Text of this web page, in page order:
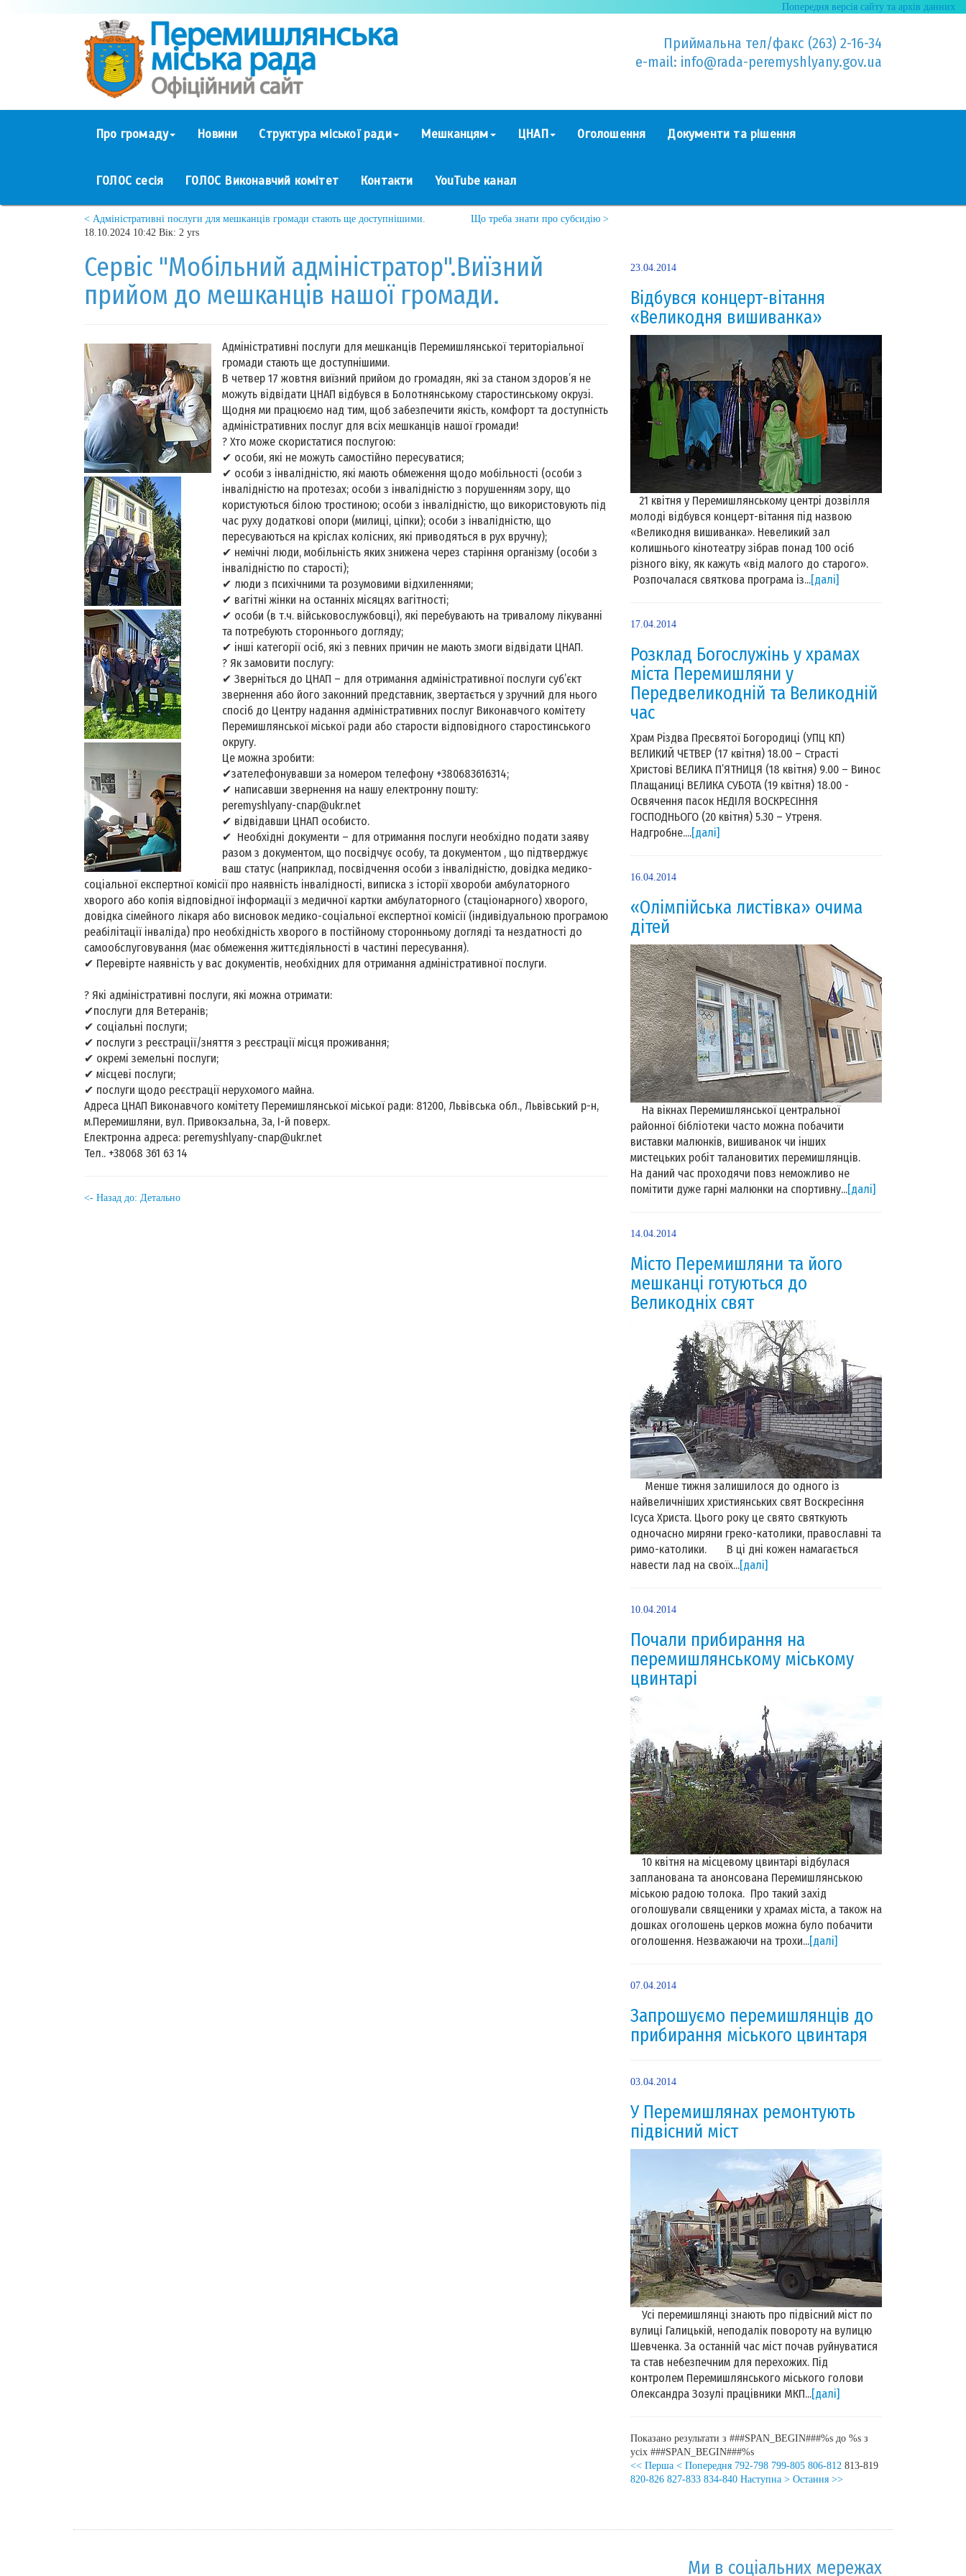
Попередня версія сайту та архів данних
Приймальна тел/факс (263) 2-16-34
e-mail: info@rada-peremyshlyany.gov.ua
Про громаду Новини Структура міської ради Мешканцям ЦНАП Оголошення Документи та рішення
ГОЛОС сесія ГОЛОС Виконавчий комітет Контакти YouTube канал
Що треба знати про субсидію >
< Адміністративні послуги для мешканців громади стають ще доступнішими.
18.10.2024 10:42 Вік: 2 yrs
Сервіс "Мобільний адміністратор".Виїзний
прийом до мешканців нашої громади.
Адміністративні послуги для мешканців Перемишлянської територіальної
громади стають ще доступнішими.
В четвер 17 жовтня виїзний прийом до громадян, які за станом здоров’я не
можуть відвідати ЦНАП відбувся в Болотнянському старостинському окрузі.
Щодня ми працюємо над тим, щоб забезпечити якість, комфорт та доступність
адміністративних послуг для всіх мешканців нашої громади!
? Хто може скористатися послугою:
✔ особи, які не можуть самостійно пересуватися;
✔ особи з інвалідністю, які мають обмеження щодо мобільності (особи з
інвалідністю на протезах; особи з інвалідністю з порушенням зору, що
користуються білою тростиною; особи з інвалідністю, що використовують під
час руху додаткові опори (милиці, ціпки); особи з інвалідністю, що
пересуваються на кріслах колісних, які приводяться в рух вручну);
✔ немічні люди, мобільність яких знижена через старіння організму (особи з
інвалідністю по старості);
✔ люди з психічними та розумовими відхиленнями;
✔ вагітні жінки на останніх місяцях вагітності;
✔ особи (в т.ч. військовослужбовці), які перебувають на тривалому лікуванні
та потребують стороннього догляду;
✔ інші категорії осіб, які з певних причин не мають змоги відвідати ЦНАП.
? Як замовити послугу:
✔ Зверніться до ЦНАП – для отримання адміністративної послуги суб’єкт
звернення або його законний представник, звертається у зручний для нього
спосіб до Центру надання адміністративних послуг Виконавчого комітету
Перемишлянської міської ради або старости відповідного старостинського
округу.
Це можна зробити:
✔зателефонувавши за номером телефону +380683616314;
✔ написавши звернення на нашу електронну пошту:
peremyshlyany-cnap@ukr.net
✔ відвідавши ЦНАП особисто.
✔ Необхідні документи – для отримання послуги необхідно подати заяву
разом з документом, що посвідчує особу, та документом , що підтверджує
ваш статус (наприклад, посвідчення особи з інвалідністю, довідка медико-
соціальної експертної комісії про наявність інвалідності, виписка з історії хвороби амбулаторного
хворого або копія відповідної інформації з медичної картки амбулаторного (стаціонарного) хворого,
довідка сімейного лікаря або висновок медико-соціальної експертної комісії (індивідуальною програмою
реабілітації інваліда) про необхідність хворого в постійному сторонньому догляді та нездатності до
самообслуговування (має обмеження життєдіяльності в частині пересування).
✔ Перевірте наявність у вас документів, необхідних для отримання адміністративної послуги.
? Які адміністративні послуги, які можна отримати:
✔послуги для Ветеранів;
✔ соціальні послуги;
✔ послуги з реєстрації/зняття з реєстрації місця проживання;
✔ окремі земельні послуги;
✔ місцеві послуги;
✔ послуги щодо реєстрації нерухомого майна.
Адреса ЦНАП Виконавчого комітету Перемишлянської міської ради: 81200, Львівська обл., Львівський р-н,
м.Перемишляни, вул. Привокзальна, 3а, І-й поверх.
Електронна адреса: peremyshlyany-cnap@ukr.net
Тел.. +38068 361 63 14
<- Назад до: Детально
23.04.2014
Відбувся концерт-вітання
«Великодня вишиванка»
21 квітня у Перемишлянському центрі дозвілля
молоді відбувся концерт-вітання під назвою
«Великодня вишиванка». Невеликий зал
колишнього кінотеатру зібрав понад 100 осіб
різного віку, як кажуть «від малого до старого».
Розпочалася святкова програма із...[далі]
17.04.2014
Розклад Богослужінь у храмах
міста Перемишляни у
Передвеликодній та Великодній
час
Храм Різдва Пресвятої Богородиці (УПЦ КП)
ВЕЛИКИЙ ЧЕТВЕР (17 квітня) 18.00 – Страсті
Христові ВЕЛИКА П’ЯТНИЦЯ (18 квітня) 9.00 – Винос
Плащаниці ВЕЛИКА СУБОТА (19 квітня) 18.00 -
Освячення пасок НЕДІЛЯ ВОСКРЕСІННЯ
ГОСПОДНЬОГО (20 квітня) 5.30 – Утреня.
Надгробне....[далі]
16.04.2014
«Олімпійська листівка» очима
дітей
На вікнах Перемишлянської центральної
районної бібліотеки часто можна побачити
виставки малюнків, вишиванок чи інших
мистецьких робіт талановитих перемишлянців.
На даний час проходячи повз неможливо не
помітити дуже гарні малюнки на спортивну...[далі]
14.04.2014
Місто Перемишляни та його
мешканці готуються до
Великодніх свят
Менше тижня залишилося до одного із
найвеличніших християнських свят Воскресіння
Ісуса Христа. Цього року це свято святкують
одночасно миряни греко-католики, православні та
римо-католики. В ці дні кожен намагається
навести лад на своїх...[далі]
10.04.2014
Почали прибирання на
перемишлянському міському
цвинтарі
10 квітня на місцевому цвинтарі відбулася
запланована та анонсована Перемишлянською
міською радою толока. Про такий захід
оголошували священики у храмах міста, а також на
дошках оголошень церков можна було побачити
оголошення. Незважаючи на трохи...[далі]
07.04.2014
Запрошуємо перемишлянців до
прибирання міського цвинтаря
03.04.2014
У Перемишлянах ремонтують
підвісний міст
Усі перемишлянці знають про підвісний міст по
вулиці Галицькій, неподалік повороту на вулицю
Шевченка. За останній час міст почав руйнуватися
та став небезпечним для перехожих. Під
контролем Перемишлянського міського голови
Олександра Зозулі працівники МКП...[далі]
Показано результати з ###SPAN_BEGIN###%s до %s з
усіх ###SPAN_BEGIN###%s
<< Перша < Попередня 792-798 799-805 806-812 813-819
820-826 827-833 834-840 Наступна > Остання >>
Ми в соціальних мережах